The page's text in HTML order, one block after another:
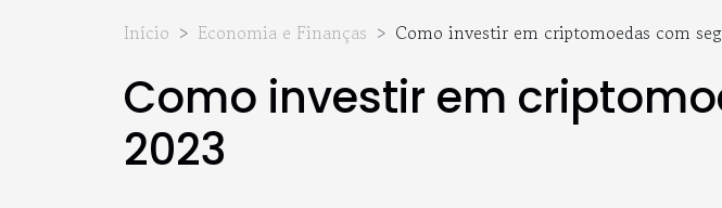
Início Economia e Finanças Como investir em criptomoedas com
Como investir em
2023